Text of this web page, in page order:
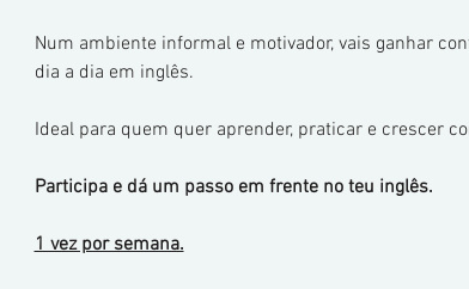
Num ambiente informal e motivador, vais ganhar
dia a dia em inglês.
Ideal para quem quer aprender, praticar e crescer
Participa e dá um passo em frente no teu inglês.
1 vez por semana.